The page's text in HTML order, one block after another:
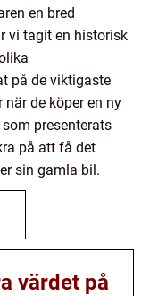
en bred
vi tagit en historisk
på de viktigaste
de köper en ny
presenterats
på att få det
sin gamla bil.
värdet på